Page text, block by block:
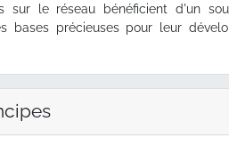
sur le réseau bénéficient d'un
bases précieuses pour leur